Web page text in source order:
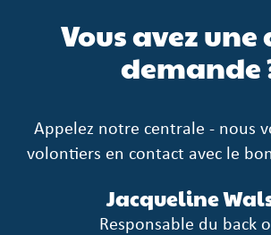
Vous avez
demande
Appelez notre centrale - nous
volontiers en contact avec le
Jacqueline
Responsable du back